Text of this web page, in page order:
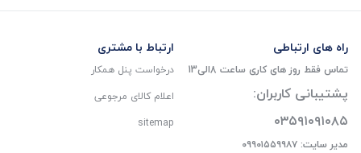
راه های ارتباطی
تماس فقط روز های کاری ساعت 8الی13
پشتیبانی کاربران:
۰۳۵۹۱۰۹۱۰۸۵
مدیر سایت: ۰۹۹۰۱۵۵۹۹۸۷
ارتباط با مشتری
درخواست پنل همکار
اعلام کالای مرجوعی
sitemap